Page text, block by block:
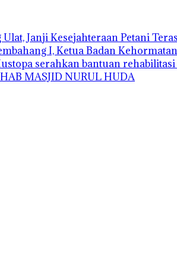
Janji Kesejahteraan Petani
I, Ketua Badan
serahkan bantuan
MASJID NURUL HUDA